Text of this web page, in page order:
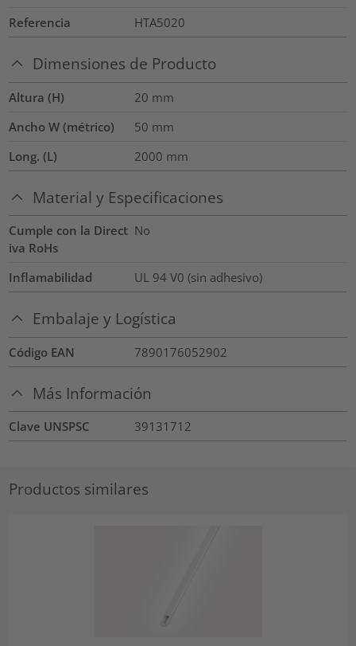
Referencia
HTA5020
Dimensiones de Producto
Altura (H) 20 mm
Ancho W (métrico)
50 mm
Long. (L)
2000 mm
Material y Especificaciones
Cumple con la Direct
iva RoHs
No
Inflamabilidad UL 94 V0 (sin adhesivo)
Embalaje y Logística
Código EAN 7890176052902
Más Información
Clave UNSPSC 39131712
Productos similares